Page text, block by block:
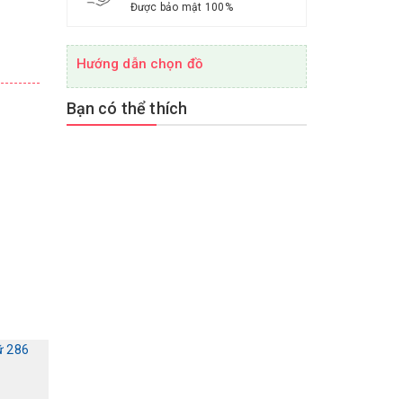
Được bảo mật 100%
Hướng dẫn chọn đồ
Bạn có thể thích